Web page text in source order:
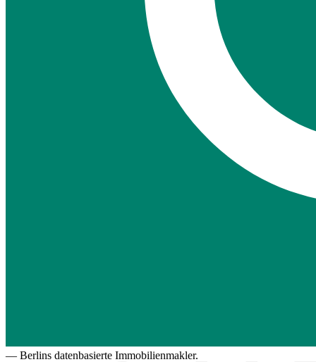
— Berlins datenbasierte Immobilienmakler.